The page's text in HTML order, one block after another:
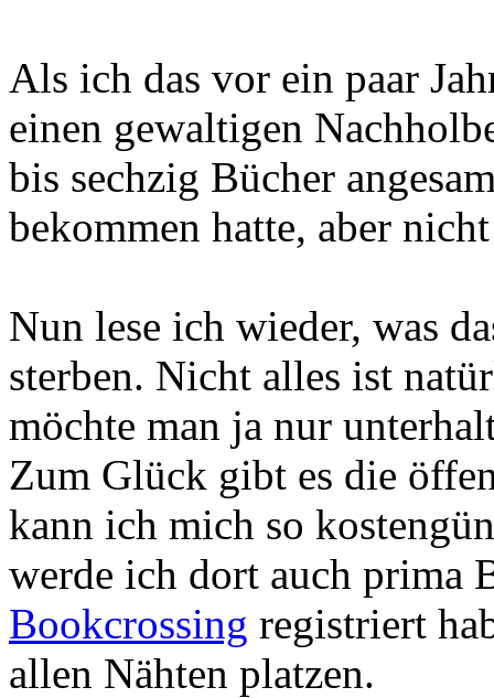
Als ich das vor ein paar
einen gewaltigen
bis sechzig Bücher
bekommen hatte, aber
Nun lese ich wieder, was
sterben. Nicht alles ist
möchte man ja nur
Zum Glück gibt es die
kann ich mich so
werde ich dort auch prima
Bookcrossing registriert
allen Nähten platzen.